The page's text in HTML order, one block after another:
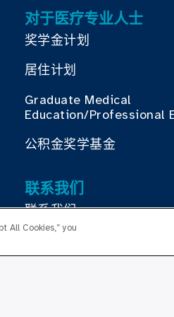
对于医疗专业人士
奖学金计划
居住计划
Graduate Medical
Education/Professional
公积金奖学基金
联系我们
联系我们
All Cookies,” you